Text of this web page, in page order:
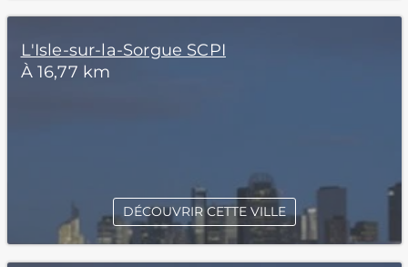
L'Isle-sur-la-Sorgue SCPI
À 16,77 km
DÉCOUVRIR CETTE VILLE